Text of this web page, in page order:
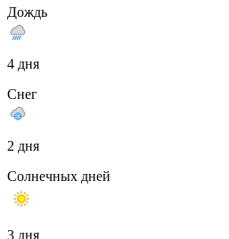
Дождь
4 дня
Снег
2 дня
Солнечных дней
3 дня